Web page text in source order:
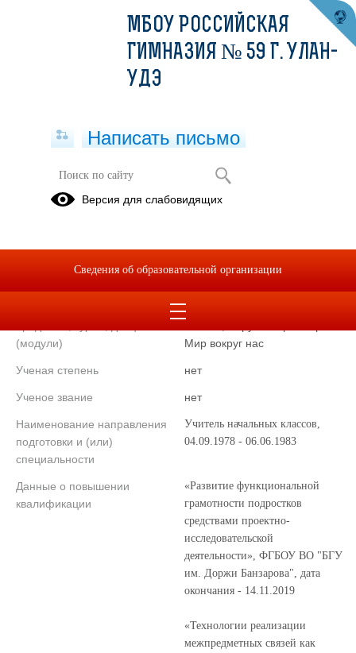
Учитель начальных классов
Семешкова
Степановна
(модули)
Математика, Русский язык,
Мир вокруг нас
Ученая степень нет
Ученое звание нет
Наименование направления
подготовки и (или)
специальности
Учитель начальных классов,
04.09.1978 - 06.06.1983
Данные о повышении
квалификации
«Развитие функциональной
грамотности подростков
средствами проектно-
исследовательской
деятельности», ФГБОУ ВО "БГУ
им. Доржи Банзарова", дата
окончания - 14.11.2019
«Технологии реализации
межпредметных связей как
МБОУ РОССИЙСКАЯ
ГИМНАЗИЯ № 59 Г. УЛАН-
УДЭ
Написать письмо
Версия для слабовидящих
Сведения об образовательной организации